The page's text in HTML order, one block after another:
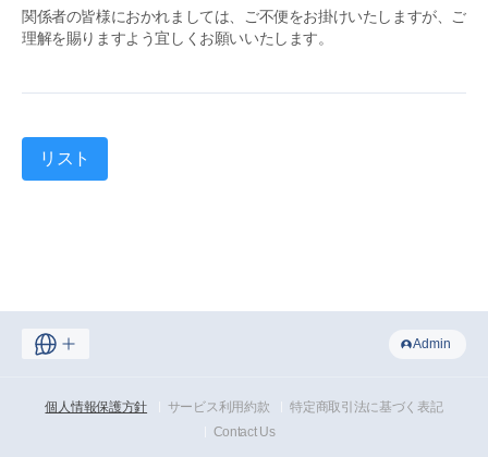
関係者の皆様におかれましては、ご不便をお掛けいたしますが、ご
理解を賜りますよう宜しくお願いいたします。
リスト
Admin
個人情報保護方針 サービス利用約款
特定商取引法に基づく表記
Contact Us